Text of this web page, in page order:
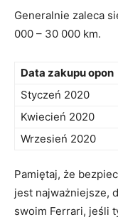
Generalnie zaleca
000 – 30 000 ⁢km.
Data ​zakupu opon
Styczeń 2020
Kwiecień 2020
Wrzesień 2020
Pamiętaj,⁤ że
jest najważniejsze,
swoim Ferrari, jeśli